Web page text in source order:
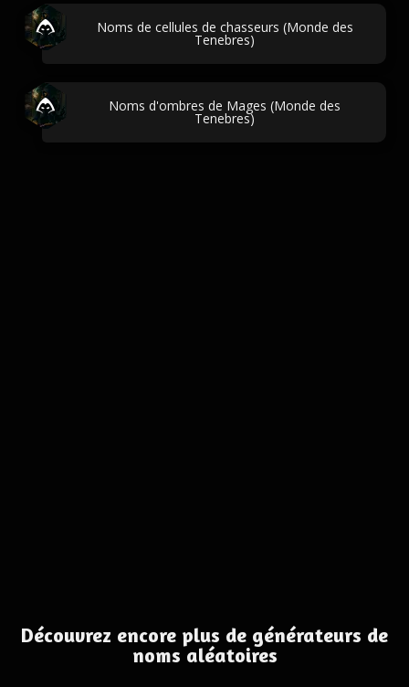
Noms de cellules de chasseurs (Monde des
Tenebres)
Noms d'ombres de Mages (Monde des
Tenebres)
Découvrez encore plus de générateurs de
noms aléatoires